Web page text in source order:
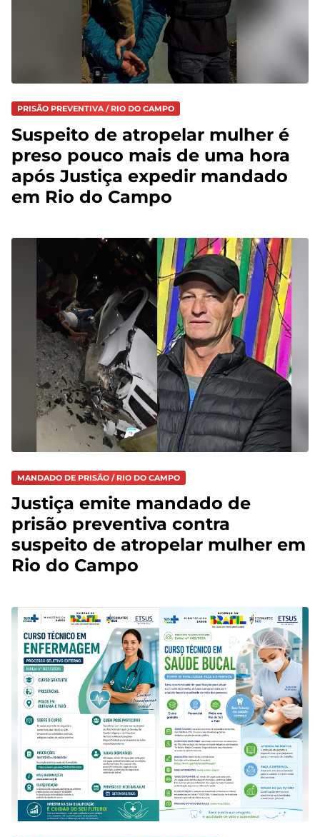
PRISÃO PREVENTIVA / RIO DO CAMPO
Suspeito de atropelar mulher é
preso pouco mais de uma hora
após Justiça expedir mandado
em Rio do Campo
MANDADO DE PRISÃO / RIO DO CAMPO
Justiça emite mandado de
prisão preventiva contra
suspeito de atropelar mulher em
Rio do Campo